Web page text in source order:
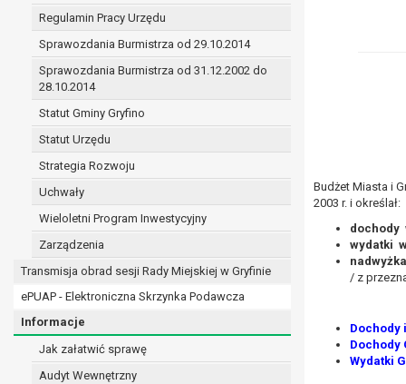
Regulamin Pracy Urzędu
Sprawozdania Burmistrza od 29.10.2014
Sprawozdania Burmistrza od 31.12.2002 do
28.10.2014
Statut Gminy Gryfino
Statut Urzędu
Strategia Rozwoju
Uchwały
Wieloletni Program Inwestycyjny
Zarządzenia
Transmisja obrad sesji Rady Miejskiej w Gryfinie
ePUAP - Elektroniczna Skrzynka Podawcza
Informacje
Jak załatwić sprawę
Audyt Wewnętrzny
Budżet Miasta i
2003 r. i określał:
/ z
Dochody
Dochody
Wydatki
W związku z przetwarzaniem przez administratora
prawo dostępu do treści danych oraz
prawo do żądania sprostowania danych na
w przypadku gdy:
prawo do żądania usunięcia danych osobowych
dane nie są już niezbędne do celów, dla
osoba, której dane dotyczą wycofała
dane osobowe przetwarzane są
dane osobowe muszą być usunięte w
prawo do żądania ograniczenia przetwarzania
osoba, której dane dotyczą kwestionuje
przetwarzanie danych jest niezgodne z
administrator nie potrzebuje już danych
osoba, której dane dotyczą, wniosła
nadrzędne wobec podstawy sprzeciwu;
prawo do przenoszenia danych na podstawie